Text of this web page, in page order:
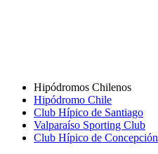
Hipódromos Chilenos
Hipódromo Chile
Club Hípico de Santiago
Valparaíso Sporting Club
Club Hípico de Concepción